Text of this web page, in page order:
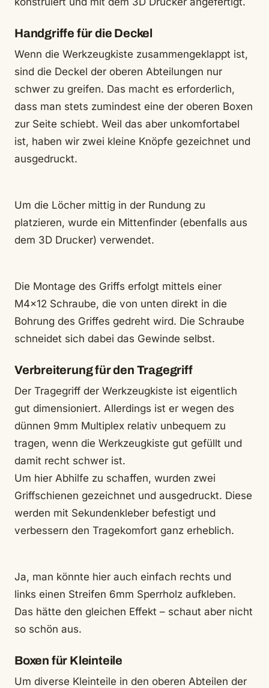
Handgriffe für die Deckel
Wenn die Werkzeugkiste zusammengeklappt ist,
sind die Deckel der oberen Abteilungen nur
schwer zu greifen. Das macht es erforderlich,
dass man stets zumindest eine der oberen Boxen
zur Seite schiebt. Weil das aber unkomfortabel
ist, haben wir zwei kleine Knöpfe gezeichnet und
ausgedruckt.
Um die Löcher mittig in der Rundung zu
platzieren, wurde ein Mittenfinder (ebenfalls aus
dem 3D Drucker) verwendet.
Die Montage des Griffs erfolgt mittels einer
M4x12 Schraube, die von unten direkt in die
Bohrung des Griffes gedreht wird. Die Schraube
schneidet sich dabei das Gewinde selbst.
Verbreiterung für den Tragegriff
Der Tragegriff der Werkzeugkiste ist eigentlich
gut dimensioniert. Allerdings ist er wegen des
dünnen 9mm Multiplex relativ unbequem zu
tragen, wenn die Werkzeugkiste gut gefüllt und
damit recht schwer ist.
Um hier Abhilfe zu schaffen, wurden zwei
Griffschienen gezeichnet und ausgedruckt. Diese
werden mit Sekundenkleber befestigt und
verbessern den Tragekomfort ganz erheblich.
Ja, man könnte hier auch einfach rechts und
links einen Streifen 6mm Sperrholz aufkleben.
Das hätte den gleichen Effekt – schaut aber nicht
so schön aus.
Boxen für Kleinteile
Um diverse Kleinteile in den oberen Abteilen der